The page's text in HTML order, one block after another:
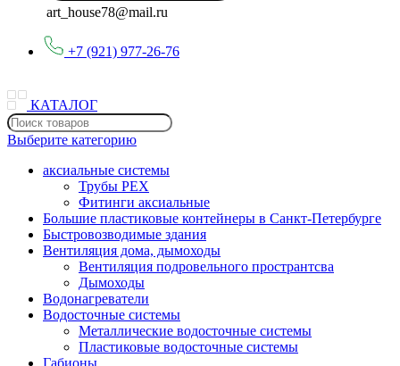
art_house78@mail.ru
+7 (921) 977-26-76
КАТАЛОГ
Выберите категорию
аксиальные системы
Трубы PEX
Фитинги аксиальные
Большие пластиковые контейнеры в Санкт-Петербурге
Быстровозводимые здания
Вентиляция дома, дымоходы
Вентиляция подровельного пространтсва
Дымоходы
Водонагреватели
Водосточные системы
Металлические водосточные системы
Пластиковые водосточные системы